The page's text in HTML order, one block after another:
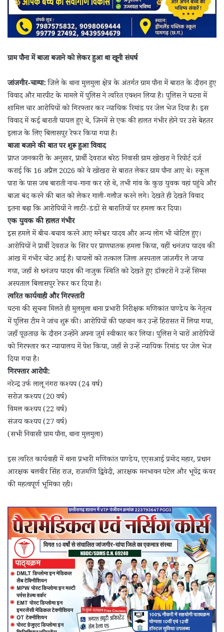
ग्राम पौना में बाजा बजाने को लेकर हुआ था खूनी संघर्ष
जांजगीर-चाम्पा:जिले के थाना मुलमुला क्षेत्र के अंतर्गत ग्राम पौना में बारात के दौरान हुए
विवाद और मारपीट के मामले में पुलिस ने त्वरित एक्शन लिया है। पुलिस ने घटना में
शामिल चार आरोपियों को गिरफ्तार कर न्यायिक रिमांड पर जेल भेज दिया है। इस
विवाद में कई बाराती घायल हुए थे, जिनमें से एक की हालत गंभीर होने पर उसे बेहतर
इलाज के लिए बिलासपुर रेफर किया गया है।
बाजा बजाने की बात पर शुरू हुआ विवाद
प्राप्त जानकारी के अनुसार, प्रार्थी देवराज बरेठ निवासी ग्राम खोखरा ने रिपोर्ट दर्ज
कराई कि 16 अप्रैल 2026 को वे खोखरा से बारात लेकर ग्राम पौना आए थे। स्कूल
पारा के पास जब बाराती नाच-गाना कर रहे थे, तभी गांव के कुछ युवक वहां पहुंचे और
बाजा बंद करने की बात को लेकर गाली-गलौज करने लगे। देखते ही देखते विवाद
इतना बढ़ा कि आरोपियों ने लाठी-डंडों से बारातियों पर हमला कर दिया।
एक युवक की हालत गंभीर
इस हमले में बीच-बचाव करने आए मनेश्वर यादव और अन्य लोग भी चोटिल हुए।
आरोपियों ने प्रार्थी देवराज के सिर पर प्राणघातक हमला किया, वहीं धनंजय यादव की
आंख में गंभीर चोट आई है। घायलों को तत्काल जिला अस्पताल जांजगीर ले जाया
गया, जहाँ से धनंजय यादव की नाजुक स्थिति को देखते हुए डॉक्टरों ने उन्हें सिम्स
अस्पताल बिलासपुर रेफर कर दिया है।
त्वरित कार्यवाही और गिरफ्तारी
घटना की सूचना मिलते ही मुलमुला थाना प्रभारी निरीक्षक मणिकांत पाण्डेय के नेतृत्व
में पुलिस टीम ने जांच शुरू की। आरोपियों की पहचान कर उन्हें हिरासत में लिया गया,
जहाँ पूछताछ के दौरान उन्होंने अपना जुर्म स्वीकार कर लिया। पुलिस ने चारों आरोपियों
को गिरफ्तार कर न्यायालय में पेश किया, जहाँ से उन्हें न्यायिक रिमांड पर जेल भेज
दिया गया है।
गिरफ्तार आरोपी:
नरेन्द्र उर्फ लालू नंगरा कश्यप (24 वर्ष)
सरोज कश्यप (20 वर्ष)
विमल कश्यप (22 वर्ष)
संजय कश्यप (27 वर्ष)
(सभी निवासी ग्राम पौना, थाना मुलमुला)
इस त्वरित कार्यवाही में थाना प्रभारी मणिकांत पाण्डेय, एएसआई प्रमोद महार, प्रधान
आरक्षक बलवीर सिंह राज, राजमणि द्विवेदी, आरक्षक मनभावन पटेल और भूपेंद्र कंवर
की महत्वपूर्ण भूमिका रही।